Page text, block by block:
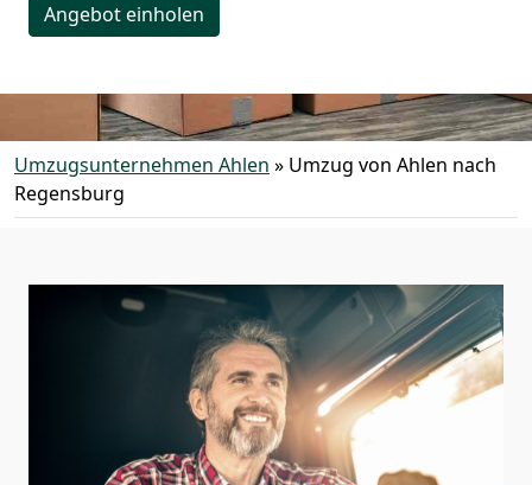
Angebot einholen
Umzugsunternehmen Ahlen » Umzug von Ahlen nach
Regensburg